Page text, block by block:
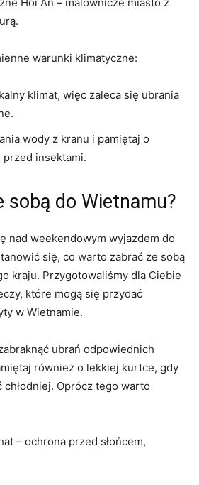
Hoi An – malownicze miasto ‍z⁤
warunki klimatyczne:
klimat, więc zaleca ​się⁢ ubrania⁤
wody z kranu i pamiętaj o
insektami.
sobą‌ do Wietnamu?
⁤nad weekendowym‍ wyjazdem do‍
się,⁣ co warto zabrać ze sobą
kraju. ⁢Przygotowaliśmy dla‍ Ciebie
które mogą⁢ się przydać
​w Wietnamie.
ubrań odpowiednich
również ‍o lekkiej kurtce, gdy
Oprócz tego warto
– ochrona ‌przed ⁤słońcem,